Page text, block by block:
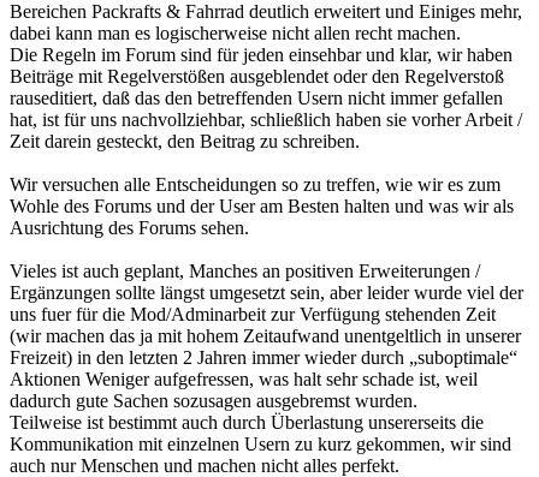
Bereichen Packrafts & Fahrrad deutlich erweitert und Einiges mehr,
dabei kann man es logischerweise nicht allen recht machen.
Die Regeln im Forum sind für jeden einsehbar und klar, wir haben
Beiträge mit Regelverstößen ausgeblendet oder den Regelverstoß
rauseditiert, daß das den betreffenden Usern nicht immer gefallen
hat, ist für uns nachvollziehbar, schließlich haben sie vorher Arbeit /
Zeit darein gesteckt, den Beitrag zu schreiben.
Wir versuchen alle Entscheidungen so zu treffen, wie wir es zum
Wohle des Forums und der User am Besten halten und was wir als
Ausrichtung des Forums sehen.
Vieles ist auch geplant, Manches an positiven Erweiterungen /
Ergänzungen sollte längst umgesetzt sein, aber leider wurde viel der
uns fuer für die Mod/Adminarbeit zur Verfügung stehenden Zeit
(wir machen das ja mit hohem Zeitaufwand unentgeltlich in unserer
Freizeit) in den letzten 2 Jahren immer wieder durch „suboptimale“
Aktionen Weniger aufgefressen, was halt sehr schade ist, weil
dadurch gute Sachen sozusagen ausgebremst wurden.
Teilweise ist bestimmt auch durch Überlastung unsererseits die
Kommunikation mit einzelnen Usern zu kurz gekommen, wir sind
auch nur Menschen und machen nicht alles perfekt.